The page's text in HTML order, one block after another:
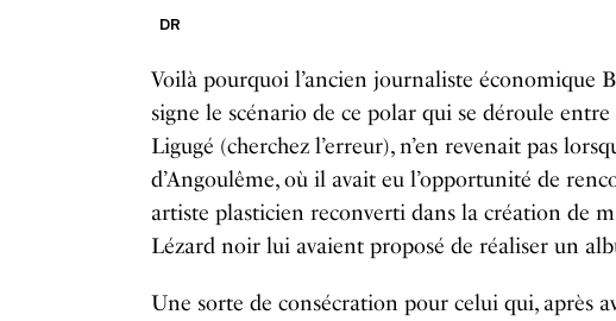
DR
Voilà pourquoi l’ancien journaliste économique
signe le scénario de ce polar qui se déroule
Ligugé (cherchez l’erreur), n’en revenait pas
d’Angoulême, où il avait eu l’opportunité de
artiste plasticien reconverti dans la création de
Lézard noir lui avaient proposé de réaliser un
Une sorte de consécration pour celui qui, après